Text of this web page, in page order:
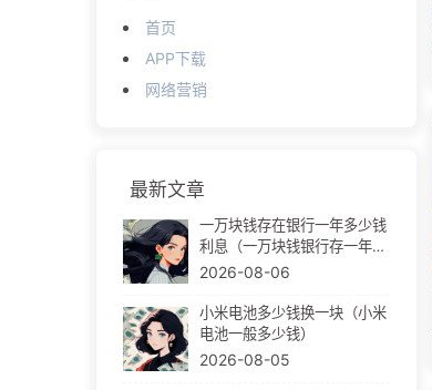
首页
APP下载
网络营销
最新文章
一万块钱存在银行一年多少钱
利息（一万块钱银行存一年有
多少利息）
2026-08-06
小米电池多少钱换一块（小米
电池一般多少钱）
2026-08-05